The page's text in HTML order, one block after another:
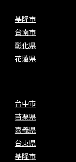
基隆市
台南市
彰化県
花蓮県
台中市
苗栗県
嘉義県
台東県
基隆市